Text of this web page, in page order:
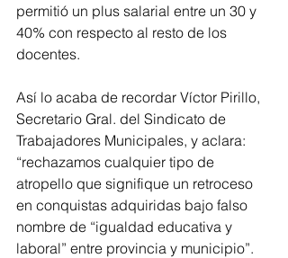
permitió un plus salarial entre un 30 y
40% con respecto al resto de los
docentes.
Así lo acaba de recordar Víctor Pirillo,
Secretario Gral. del Sindicato de
Trabajadores Municipales, y aclara:
“rechazamos cualquier tipo de
atropello que signifique un retroceso
en conquistas adquiridas bajo falso
nombre de “igualdad educativa y
laboral” entre provincia y municipio”.